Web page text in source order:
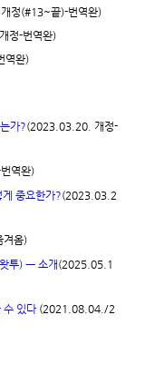
정(#13~끝)-번역완)
정-번역완)
역완)
가?(2023.03.20. 개정-
역완)
중요한가?(2023.03.2
겨옴)
투) ㅡ 소개(2025.05.1
수 있다 (2021.08.04./2